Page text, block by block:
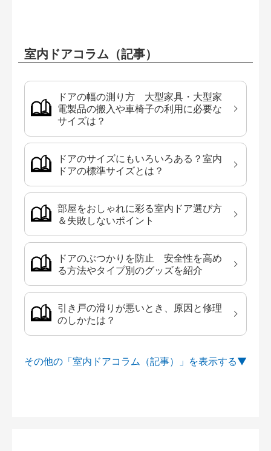
室内ドアコラム（記事）
ドアの幅の測り方 大型家具・大型家
電製品の搬入や車椅子の利用に必要な
サイズは？
ドアのサイズにもいろいろある？室内
ドアの標準サイズとは？
部屋をおしゃれに彩る室内ドア選び方
＆失敗しないポイント
ドアのぶつかりを防止 安全性を高め
る方法やタイプ別のグッズを紹介
引き戸の滑りが悪いとき、原因と修理
のしかたは？
その他の「室内ドアコラム（記事）」を